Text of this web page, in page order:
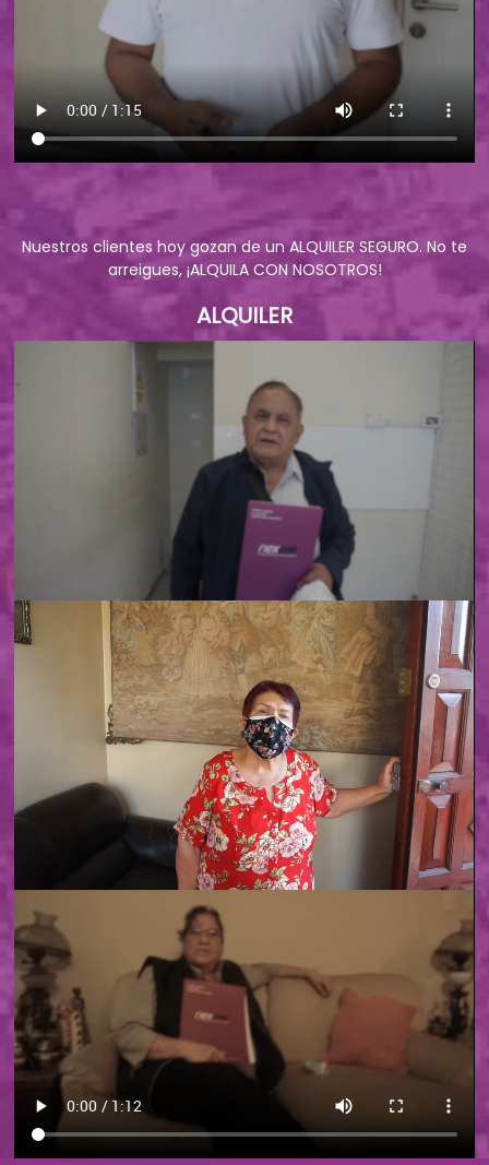
Nuestros clientes hoy gozan de un ALQUILER SEGURO. No te
arreigues, ¡ALQUILA CON NOSOTROS!
ALQUILER